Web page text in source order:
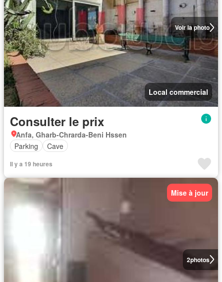
Voir la photo
Local commercial
Consulter le prix
Anfa, Gharb-Chrarda-Beni Hssen
Parking
Cave
Il y a 19 heures
2photos
Mise à jour